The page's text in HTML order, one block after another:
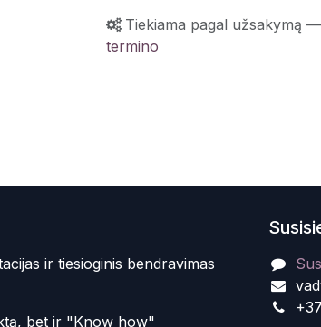
Tiekiama pagal užsakymą —
termino
ir tiesioginis bendravimas
bet ir "Know how"